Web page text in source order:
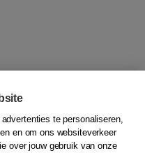
te personaliseren,
en om ons websiteverkeer
over jouw gebruik van onze